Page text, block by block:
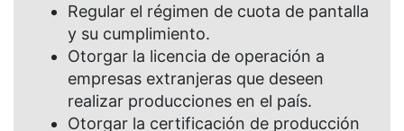
Regular el régimen de cuota de pantalla
y su cumplimiento.
Otorgar la licencia de operación a
empresas extranjeras que deseen
realizar producciones en el país.
Otorgar la certificación de producción